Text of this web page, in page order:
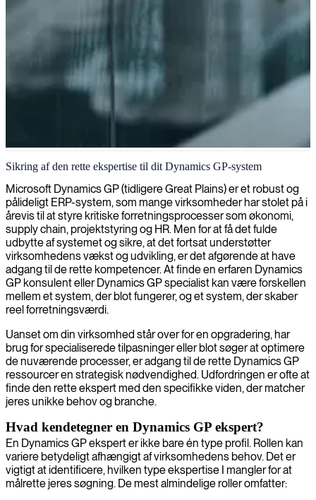
Dynamics GP administration
Vi leverer Dynamics GP-administratorer, der optimerer dine
forretningsprocesser, sikrer systemets pålidelighed og forbedrer
økonomistyringsmulighederne for din virksomhed.
Sikring af den rette ekspertise til dit Dynamics GP-system
Microsoft Dynamics GP (tidligere Great Plains) er et robust og
pålideligt ERP-system, som mange virksomheder har stolet på i
årevis til at styre kritiske forretningsprocesser som økonomi,
supply chain, projektstyring og HR. Men for at få det fulde
udbytte af systemet og sikre, at det fortsat understøtter
virksomhedens vækst og udvikling, er det afgørende at have
adgang til de rette kompetencer. At finde en erfaren Dynamics
GP konsulent eller Dynamics GP specialist kan være forskellen
mellem et system, der blot fungerer, og et system, der skaber
reel forretningsværdi.
Uanset om din virksomhed står over for en opgradering, har
brug for specialiserede tilpasninger eller blot søger at optimere
de nuværende processer, er adgang til de rette Dynamics GP
ressourcer en strategisk nødvendighed. Udfordringen er ofte at
finde den rette ekspert med den specifikke viden, der matcher
jeres unikke behov og branche.
Hvad kendetegner en Dynamics GP ekspert?
En Dynamics GP ekspert er ikke bare én type profil. Rollen kan
variere betydeligt afhængigt af virksomhedens behov. Det er
vigtigt at identificere, hvilken type ekspertise I mangler for at
målrette jeres søgning. De mest almindelige roller omfatter: